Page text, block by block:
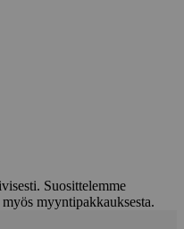
Suosittelemme
myyntipakkauksesta.